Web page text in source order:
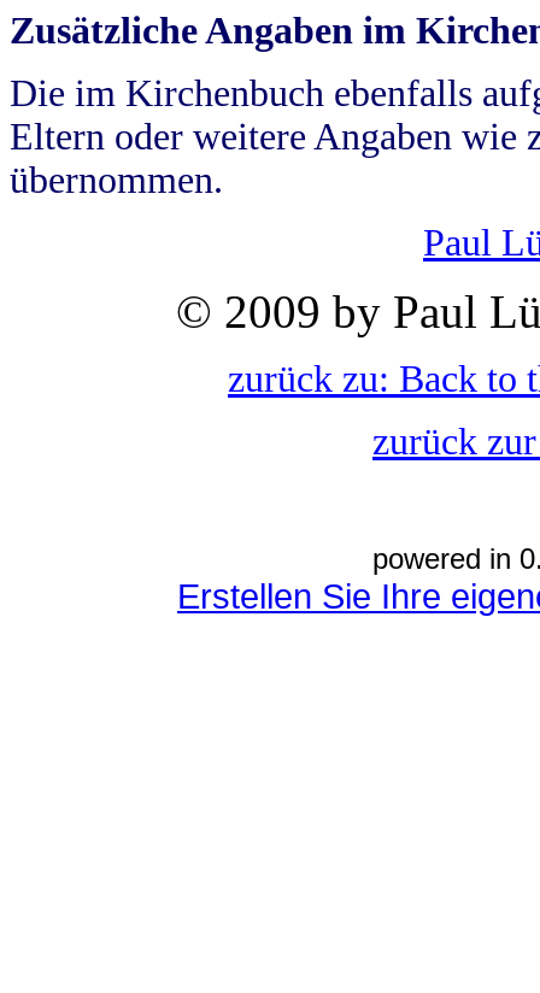
Zusätzliche Angaben im
Die im Kirchenbuch ebenfalls
Eltern oder weitere Angaben wie
übernommen.
Paul
© 2009 by Paul
zurück zu: Back to
zurück
powered in
Erstellen Sie Ihre